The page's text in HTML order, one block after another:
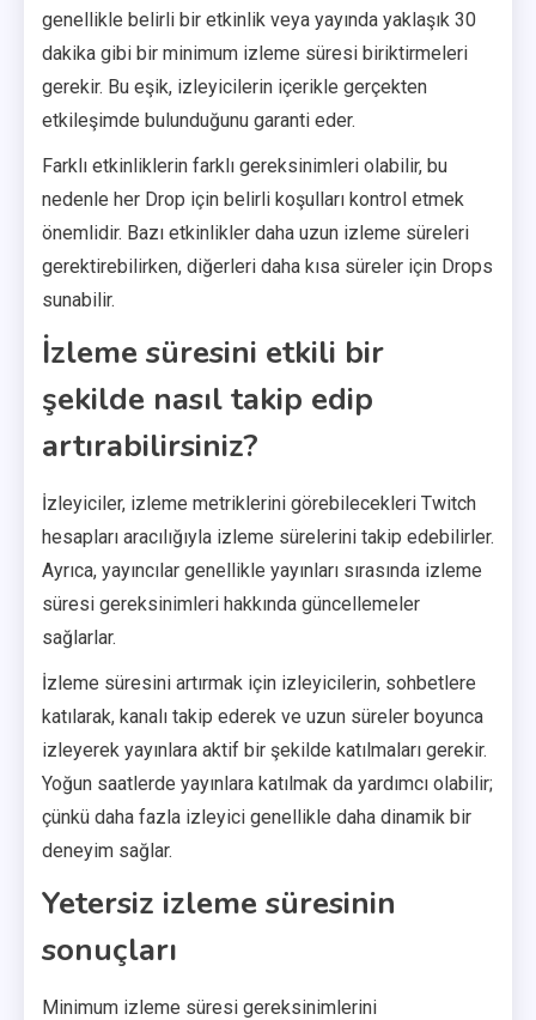
genellikle belirli bir etkinlik veya yayında yaklaşık 30
dakika gibi bir minimum izleme süresi biriktirmeleri
gerekir. Bu eşik, izleyicilerin içerikle gerçekten
etkileşimde bulunduğunu garanti eder.
Farklı etkinliklerin farklı gereksinimleri olabilir, bu
nedenle her Drop için belirli koşulları kontrol etmek
önemlidir. Bazı etkinlikler daha uzun izleme süreleri
gerektirebilirken, diğerleri daha kısa süreler için Drops
sunabilir.
İzleme süresini etkili bir
şekilde nasıl takip edip
artırabilirsiniz?
İzleyiciler, izleme metriklerini görebilecekleri Twitch
hesapları aracılığıyla izleme sürelerini takip edebilirler.
Ayrıca, yayıncılar genellikle yayınları sırasında izleme
süresi gereksinimleri hakkında güncellemeler
sağlarlar.
İzleme süresini artırmak için izleyicilerin, sohbetlere
katılarak, kanalı takip ederek ve uzun süreler boyunca
izleyerek yayınlara aktif bir şekilde katılmaları gerekir.
Yoğun saatlerde yayınlara katılmak da yardımcı olabilir;
çünkü daha fazla izleyici genellikle daha dinamik bir
deneyim sağlar.
Yetersiz izleme süresinin
sonuçları
Minimum izleme süresi gereksinimlerini